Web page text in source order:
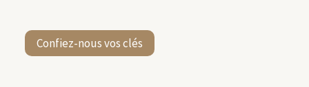
Confiez-nous vos clés